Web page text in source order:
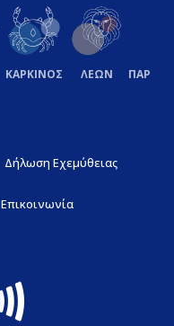
ΚΑΡΚΙΝΟΣ ΛΕΩΝ
Δήλωση Εχεμύθειας
Επικοινωνία